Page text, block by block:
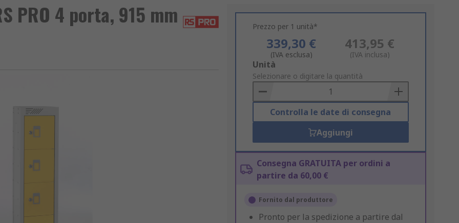
PRO 4 porta, 915 mm Prezzo per 1 unità*
339,30 €
(IVA esclusa)
413,95 €
(IVA inclusa)
Add
to
Basket
Unità
Selezionare o digitare la quantità
Controlla le date di consegna
Aggiungi
Consegna GRATUITA per ordini a
partire da 60,00 €
Fornito dal produttore
Pronto per la spedizione a partire dal